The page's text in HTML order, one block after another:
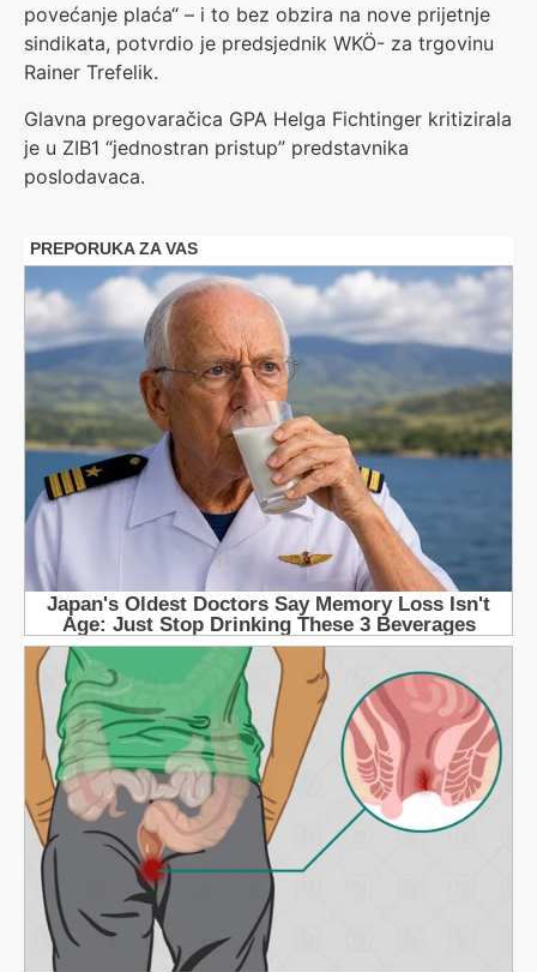
povećanje plaća“ – i to bez obzira na nove prijetnje
sindikata, potvrdio je predsjednik WKÖ- za trgovinu
Rainer Trefelik.
Glavna pregovaračica GPA Helga Fichtinger kritizirala
je u ZIB1 “jednostran pristup” predstavnika
poslodavaca.